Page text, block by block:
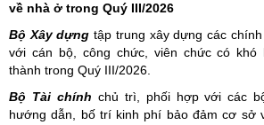
về nhà ở trong Quý III/2026
Bộ Xây dựng tập trung xây dựng các
với cán bộ, công chức, viên chức có khó
thành trong Quý III/2026.
Bộ Tài chính chủ trì, phối hợp với các
hướng dẫn, bố trí kinh phí bảo đảm cơ sở